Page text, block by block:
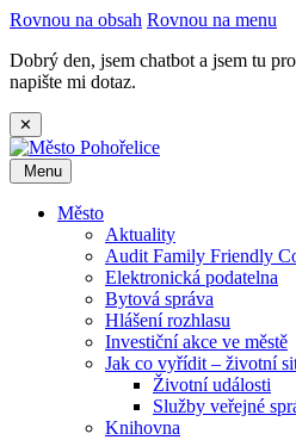
Rovnou na obsah Rovnou na menu
Dobrý den, jsem chatbot a jsem tu
napište mi dotaz.
✕
Menu
Město
Aktuality
Audit Family Friendly
Elektronická podatelna
Bytová správa
Hlášení rozhlasu
Investiční akce ve městě
Jak co vyřídit – životní
Životní události
Služby veřejné
Knihovna